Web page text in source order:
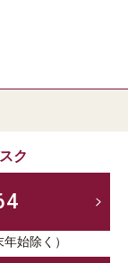
ク
始除く）